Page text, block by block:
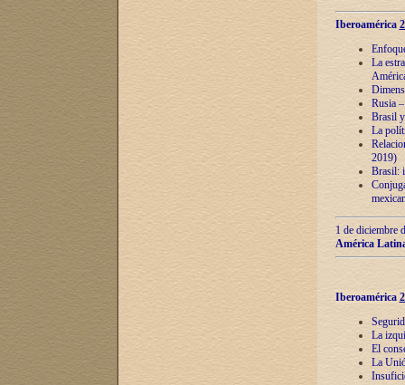
Iberoamérica
La
Rusia
Brasil
La
2019)
Brasil:
1 de diciembre
América
Iberoamérica
La
El
La